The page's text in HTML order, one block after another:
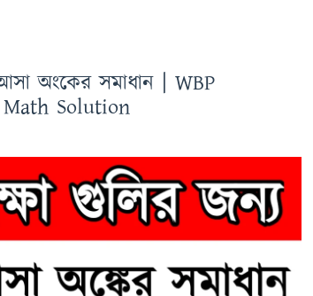
অংকের সমাধান | WBP
Solution